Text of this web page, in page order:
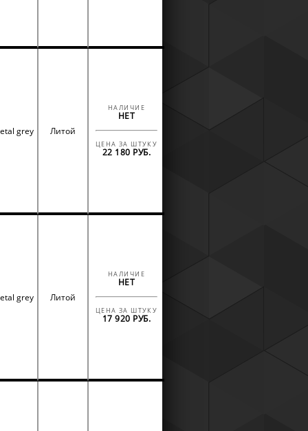
grey Литой
НАЛИЧИЕ
НЕТ
ЦЕНА ЗА ШТУКУ
22 180 РУБ.
grey Литой
НАЛИЧИЕ
НЕТ
ЦЕНА ЗА ШТУКУ
17 920 РУБ.